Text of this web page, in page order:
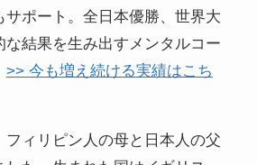
サポート。全日本優勝、世界大
な結果を生み出すメンタルコー
>> 今も増え続ける実績はこち
フィリピン人の母と日本人の父